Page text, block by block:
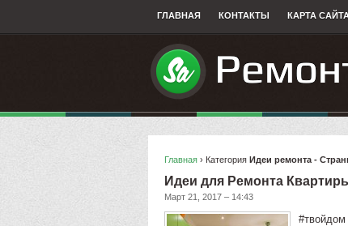
ГЛАВНАЯ КОНТАКТЫ КАРТА
Главная › Категория Идеи ремонта -
Идеи для Ремонта
Март 21, 2017 – 14:43
#твойдом